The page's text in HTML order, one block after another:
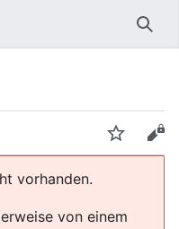
vorhanden.
von einem